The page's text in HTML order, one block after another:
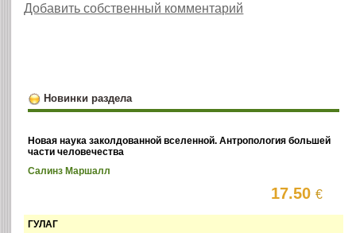
Добавить собственный комментарий
Новинки раздела
Новая наука заколдованной вселенной. Антропология большей
части человечества
Салинз Маршалл
17.50€
ГУЛАГ